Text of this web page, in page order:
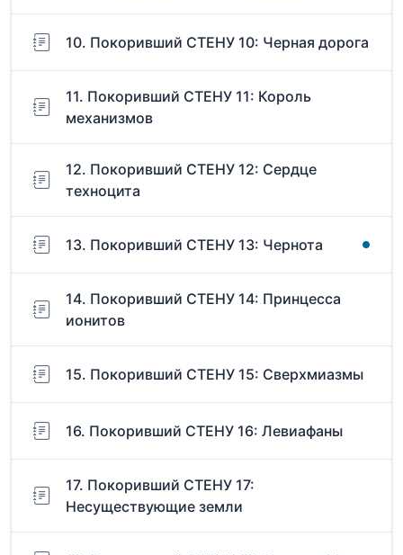
10. Покоривший СТЕНУ 10: Черная дорога
11. Покоривший СТЕНУ 11: Король
механизмов
12. Покоривший СТЕНУ 12: Сердце
техноцита
13. Покоривший СТЕНУ 13: Чернота
14. Покоривший СТЕНУ 14: Принцесса
ионитов
15. Покоривший СТЕНУ 15: Сверхмиазмы
16. Покоривший СТЕНУ 16: Левиафаны
17. Покоривший СТЕНУ 17:
Несуществующие земли